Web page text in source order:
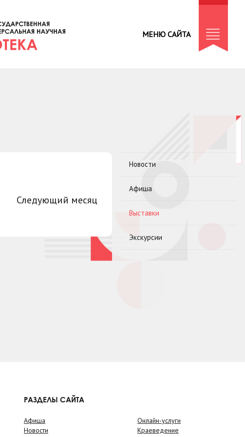
МЕНЮ САЙТА
Следующий месяц
Новости
Афиша
Выставки
Экскурсии
РАЗДЕЛЫ САЙТА
Афиша
Новости
Онлайн-услуги
Краеведение